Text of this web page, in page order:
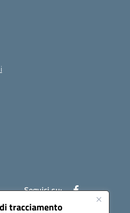
tracciamento
Seguici su: